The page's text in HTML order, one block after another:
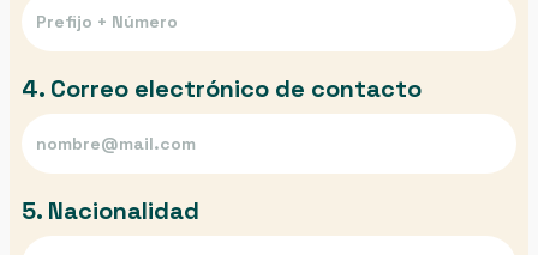
4. Correo electrónico de contacto
5. Nacionalidad